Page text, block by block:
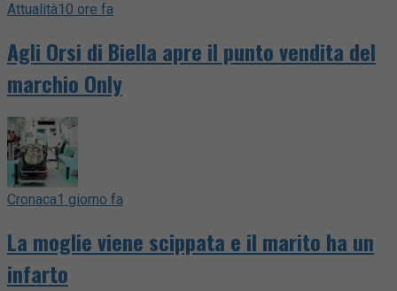
Attualità10 ore fa
Agli Orsi di Biella apre il punto vendita del
marchio Only
Cronaca1 giorno fa
La moglie viene scippata e il marito ha un
infarto